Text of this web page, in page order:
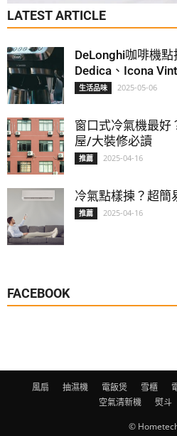
LATEST ARTICLE
DeLonghi咖啡機
Dedica、Icona
生活品味 2025-05-06
窗口式冷氣機最好
屋/大裝修必讀
推薦 2025-04-16
冷氣點樣揀？超簡
推薦 2025-04-16
FACEBOOK
風扇 抽濕機 電飯煲 雪櫃
空氣清新機
熨斗
©